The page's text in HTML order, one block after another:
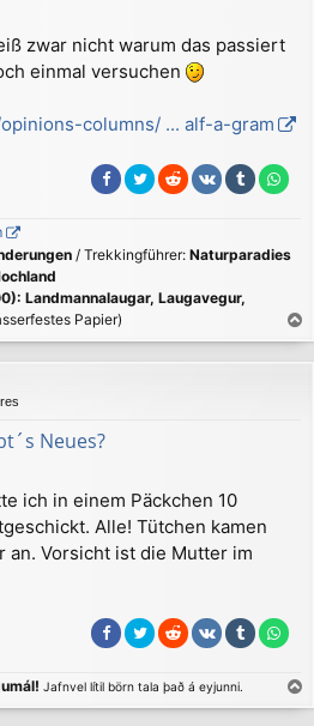
zwar nicht warum das passiert
einmal versuchen
columns/ ... alf-a-gram
/ Trekkingführer: Naturparadies
Landmannalaugar, Laugavegur,
Papier)
a
c
Neues?
ich in einem Päckchen 10
Alle! Tütchen kamen
an. Vorsicht ist die Mutter im
Jafnvel lítil börn tala það á eyjunni.
a